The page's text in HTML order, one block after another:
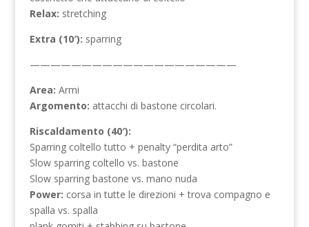
Relax: stretching
Extra (10′): sparring
————————————————————
Area: Armi
Argomento: attacchi di bastone circolari.
Riscaldamento (40′):
Sparring coltello tutto + penalty “perdita arto”
Slow sparring coltello vs. bastone
Slow sparring bastone vs. mano nuda
Power: corsa in tutte le direzioni + trova compagno e
spalla vs. spalla